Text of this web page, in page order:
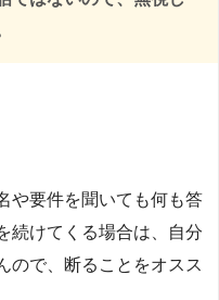
や要件を聞いても何も答
続けてくる場合は、自分
ので、断ることをオスス